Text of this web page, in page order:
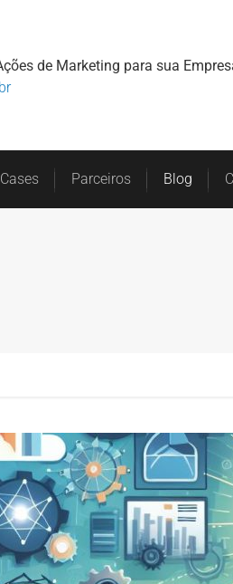
de Marketing para sua
Cases Parceiros Blog